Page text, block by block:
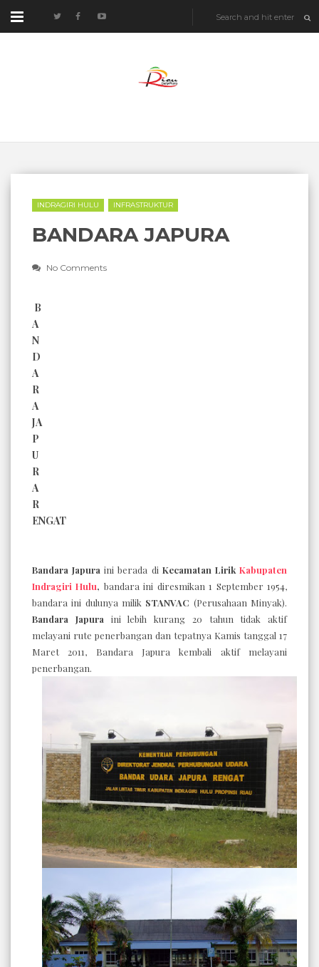
INDRAGIRI HULU INFRASTRUKTUR
BANDARA JAPURA
No Comments
B
A
N
D
A
R
A
JA
P
U
R
A
R
ENGAT
Bandara Japura ini berada di Kecamatan LirikKabupaten
Indragiri Hulu, bandara ini diresmikan 1 September 1954,
bandara ini dulunya milik STANVAC (Perusahaan Minyak).
Bandara Japura ini lebih kurang 20 tahun tidak aktif
melayani rute penerbangan dan tepatnya Kamis tanggal 17
Maret 2011, Bandara Japura kembali aktif melayani
penerbangan.